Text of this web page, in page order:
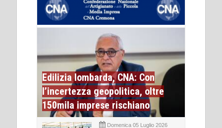
Edilizia lombarda, CNA: Con
l’incertezza geopolitica, oltre
150mila imprese rischiano
Domenica 05 Luglio 2026